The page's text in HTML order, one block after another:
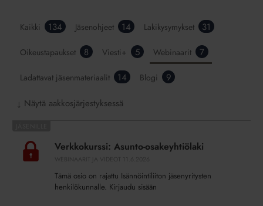
Kaikki 134 Jäsenohjeet 14 Lakikysymykset 31
Oikeustapaukset 8 Viesti+ 5 Webinaarit 7
Ladattavat jäsenmateriaalit 14 Blogi 9
↓ Näytä aakkosjärjestyksessä
Asunto-
osakeyhtiölakiVerkkokurssi: Asunto-osakeyhtiölaki
Tämä osio on rajattu Isännöintiliiton jäsenyritysten
henkilökunnalle. Kirjaudu sisään